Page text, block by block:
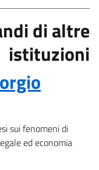
di altre
istituzioni
sui fenomeni di
ed economia